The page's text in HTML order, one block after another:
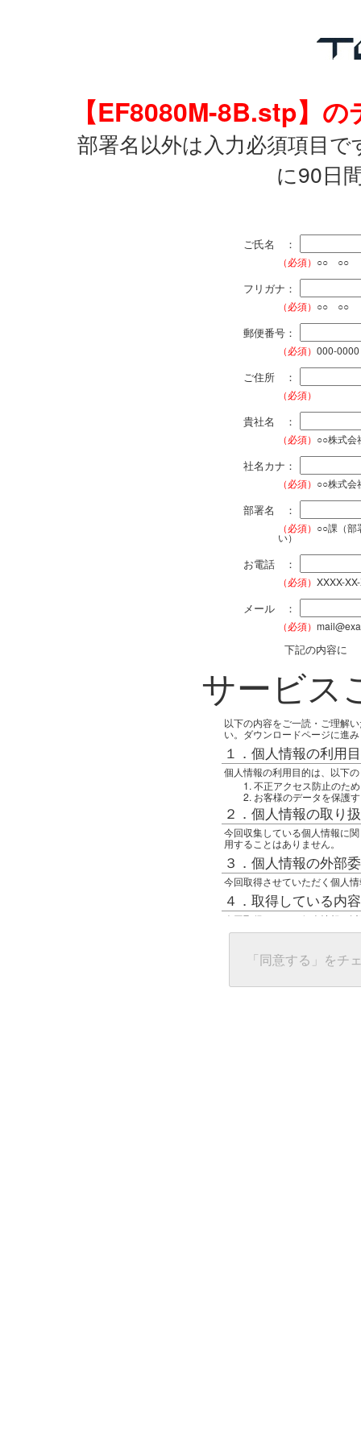
【EF8080M-8B.stp】
部署名以外は入力必須項目
に90日
ご氏名 ：
（必須） ○○ ○○
フリガナ：
（必須） ○○ ○○
郵便番号：
（必須） 000-0000
ご住所 ：
（必須）
貴社名 ：
（必須） ○○株式会
社名カナ：
（必須） ○○株式会
部署名 ：
（必須） ○○課（部
い）
お電話 ：
（必須） XXXX-
メール ：
（必須）
下記の内容に
サービス
以下の内容をご一読・ご理解
い。ダウンロードページに進
１．個人情報の利用
個人情報の利用目的は、以下
不正アクセス防止のため
お客様のデータを保護
２．個人情報の取り
今回収集している個人情報に
用することはありません。
３．個人情報の外部
今回取得させていただく個人
４．取得している内
今回取得している個人情報は
任意の名前
グローバルIPアドレス
接続ホスト情報
５．個人情報に関す
「同意する」をチ